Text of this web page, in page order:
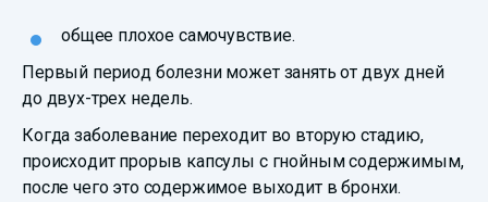
общее плохое самочувствие.
Первый период болезни может занять от двух дней
до двух-трех недель.
Когда заболевание переходит во вторую стадию,
происходит прорыв капсулы с гнойным содержимым,
после чего это содержимое выходит в бронхи.